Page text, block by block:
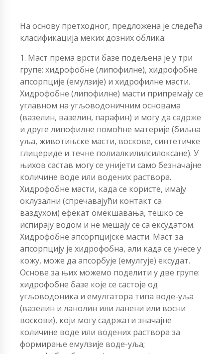
На основу претходног, предложена је следећа
класификација меких дозних облика:
1. Маст према врсти базе подељена је у три
групе: хидрофобне (липофилне), хидрофобне
апсорпције (емулзије) и хидрофилне масти.
Хидрофобне (липофилне) масти припремају се
углавном на угљоводоничним основама
(вазелин, вазелин, парафин) и могу да садрже
и друге липофилне помоћне материје (биљна
уља, животињске масти, воскове, синтетичке
глицериде и течне полиалкилилсилоксане). У
њихов састав могу се унијети само безначајне
количине воде или водених раствора.
Хидрофобне масти, када се користе, имају
оклузални (спречавајући контакт са
ваздухом) ефекат омекшавања, тешко се
испирају водом и не мешају се са ексудатом.
Хидрофобне апсорпцијске масти. Маст за
апсорпцију је хидрофобна, али када се унесе у
кожу, може да апсорбује (емулгује) ексудат.
Основе за њих можемо поделити у две групе:
хидрофобне базе које се састоје од
угљоводоника и емулгатора типа воде-уља
(вазелин и ланолин или ланени или восни
воскови), који могу садржати значајне
количине воде или водених раствора за
формирање емулзије воде-уља;